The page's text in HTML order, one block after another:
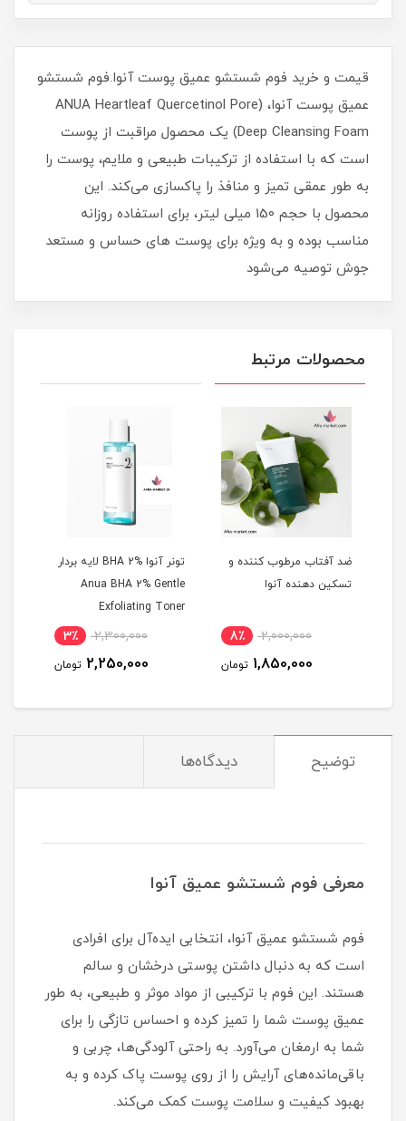
قیمت و خرید فوم شستشو عمیق پوست آنوا.فوم شستشو
عمیق پوست آنوا، (ANUA Heartleaf Quercetinol Pore
Deep Cleansing Foam) یک محصول مراقبت از پوست
است که با استفاده از ترکیبات طبیعی و ملایم، پوست را
به طور عمقی تمیز و منافذ را پاکسازی می‌کند. این
محصول با حجم 150 میلی‌ لیتر، برای استفاده روزانه
مناسب بوده و به ویژه برای پوست‌ های حساس و مستعد
جوش توصیه می‌شود
محصولات مرتبط
ضد آفتاب مرطوب کننده و
تسکین دهنده آنوا
2,000,000 8٪
1,850,000 تومان
تونر آنوا BHA 2% لایه بردار
Anua BHA 2% Gentle
Exfoliating Toner
2,300,000 3٪
2,250,000 تومان
توضیح دیدگاه‌ها
معرفی فوم شستشو عمیق آنوا
فوم شستشو عمیق آنوا، انتخابی ایده‌آل برای افرادی
است که به دنبال داشتن پوستی درخشان و سالم
هستند. این فوم با ترکیبی از مواد موثر و طبیعی، به طور
عمیق پوست شما را تمیز کرده و احساس تازگی را برای
شما به ارمغان می‌آورد. به راحتی آلودگی‌ها، چربی و
باقی‌مانده‌های آرایش را از روی پوست پاک کرده و به
بهبود کیفیت و سلامت پوست کمک می‌کند.